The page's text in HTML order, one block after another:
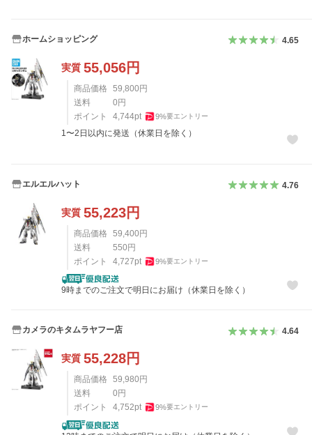
ホームショッピング 4.65
実質 55,056円
商品価格 59,800円
送料
0円
ポイント
4,744pt 9%要エントリー
1〜2日以内に発送（休業日を除く）
エルエルハット 4.76
実質 55,223円
商品価格 59,400円
送料
550円
ポイント
4,727pt 9%要エントリー
9時までのご注文で明日にお届け（休業日を除く）
カメラのキタムラヤフー店 4.64
実質 55,228円
商品価格 59,980 円
送料
0 円
ポイント
4,752pt 9%要エントリー